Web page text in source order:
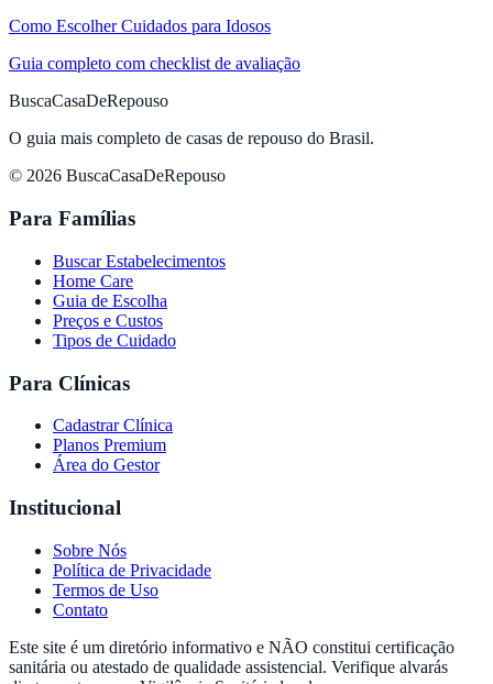
Como Escolher Cuidados para Idosos
Guia completo com checklist de avaliação
BuscaCasaDeRepouso
O guia mais completo de casas de repouso do Brasil.
© 2026 BuscaCasaDeRepouso
Para Famílias
Buscar Estabelecimentos
Home Care
Guia de Escolha
Preços e Custos
Tipos de Cuidado
Para Clínicas
Cadastrar Clínica
Planos Premium
Área do Gestor
Institucional
Sobre Nós
Política de Privacidade
Termos de Uso
Contato
Este site é um diretório informativo e NÃO constitui certificação
sanitária ou atestado de qualidade assistencial. Verifique alvarás